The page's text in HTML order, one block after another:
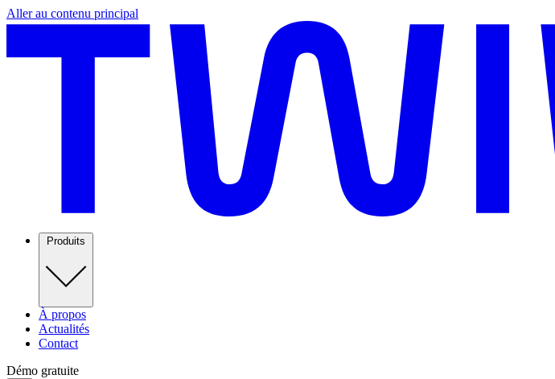
Aller au contenu principal
Produits
À propos
Actualités
Contact
Démo gratuite